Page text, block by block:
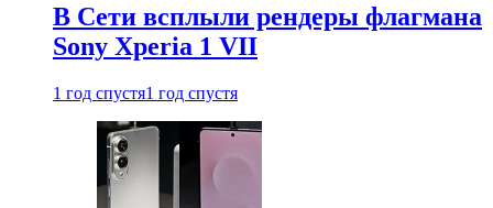
В Сети всплыли рендеры флагмана
Sony Xperia 1 VII
1 год спустя1 год спустя